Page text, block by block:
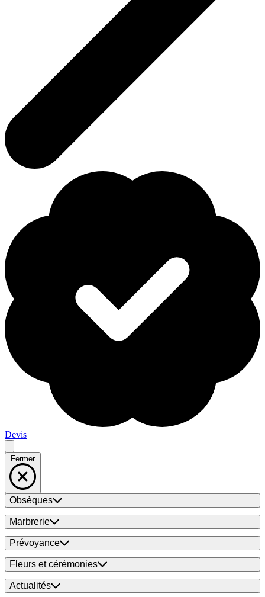
Devis
Fermer
Obsèques
Marbrerie
Prévoyance
Fleurs et cérémonies
Actualités